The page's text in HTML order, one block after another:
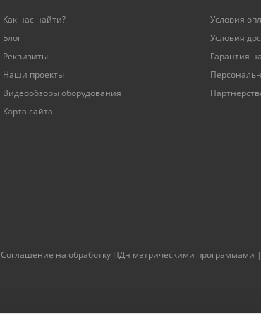
Как нас найти?
Блог
Реквизиты
Наши проекты
Видеообзоры оборудования
Карта сайта
Условия
Условия
Гарантия
Соглашение на обработку ПДн метрическими программами |